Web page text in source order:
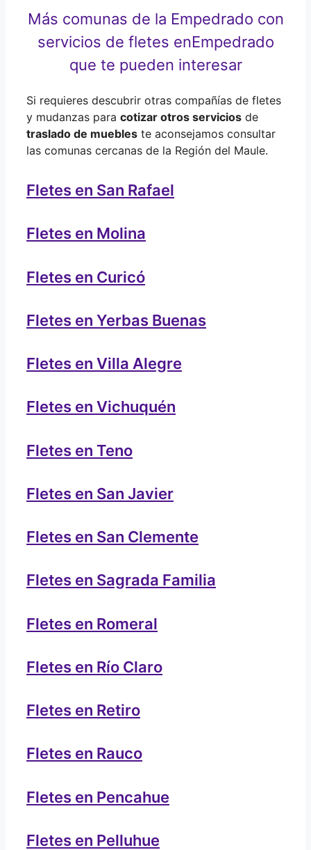
Más comunas de la Empedrado con
servicios de fletes enEmpedrado
que te pueden interesar
Si requieres descubrir otras compañías de fletes
y mudanzas para cotizar otros servicios de
traslado de muebles te aconsejamos consultar
las comunas cercanas de la Región del Maule.
Fletes en San Rafael
Fletes en Molina
Fletes en Curicó
Fletes en Yerbas Buenas
Fletes en Villa Alegre
Fletes en Vichuquén
Fletes en Teno
Fletes en San Javier
Fletes en San Clemente
Fletes en Sagrada Familia
Fletes en Romeral
Fletes en Río Claro
Fletes en Retiro
Fletes en Rauco
Fletes en Pencahue
Fletes en Pelluhue